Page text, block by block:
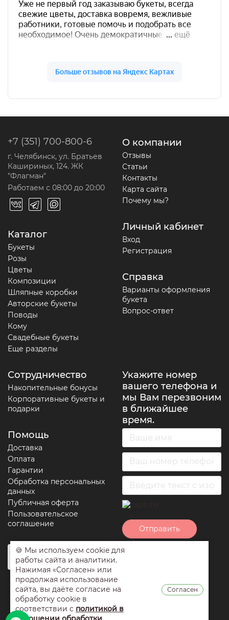
+7 (351) 700-800-6
г. Челябинск, ул. Братьев
Кашириных, 124. ЖК
"Флагман"
Работаем с 08:00 до 20:00
Каталог
Букеты
Розы
Цветы
Композиции
Шляпные коробки
Авторские букеты
Поводы
Кому
Свадебные букеты
Еще разделы
О компании
Отзывы
Статьи
Контакты
Карта сайта
Почему мы?
Личный кабинет
Вход
Регистрация
Справка
Варианты оформления
букета
Вопрос-ответ
Сотрудничество
Накопительные бонусы
Корпоративные букеты и
подарки
Помощь
Доставка
Оплата
Гарантии
Обработка персональных
данных
Публичная оферта
Пользовательское
соглашение
Укажите номер
вашего телефона и
мы Вам перезвоним
в ближайшее
время.
Отправить
условиями
обработки
🍪 Мы используем cookie для
работы сайта и аналитики.
Нажимая «Согласен» или
продолжая использование
сайта, вы даёте согласие на
обработку cookie в
соответствии с политикой в
Согласен